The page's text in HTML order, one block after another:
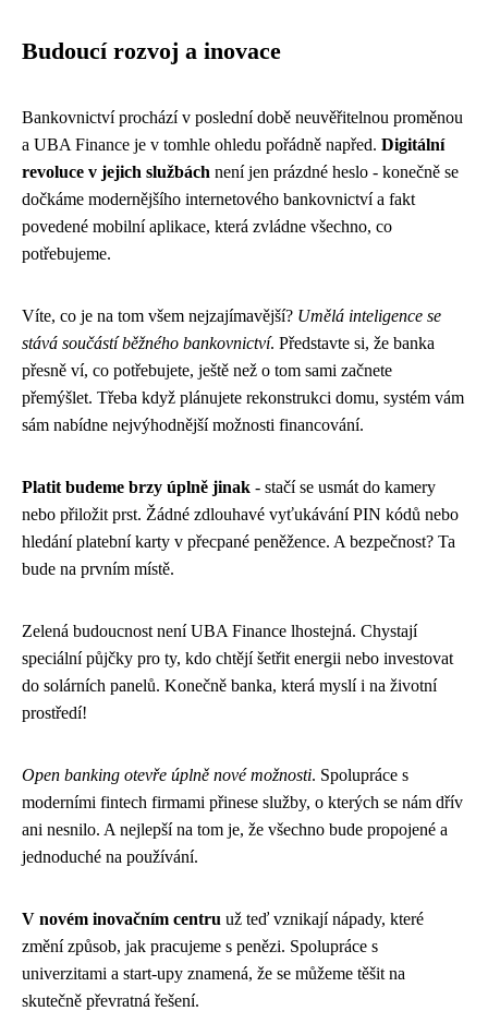
Budoucí rozvoj a inovace
Bankovnictví prochází v poslední době neuvěřitelnou proměnou
a UBA Finance je v tomhle ohledu pořádně napřed. Digitální
revoluce v jejich službách není jen prázdné heslo - konečně se
dočkáme modernějšího internetového bankovnictví a fakt
povedené mobilní aplikace, která zvládne všechno, co
potřebujeme.
Víte, co je na tom všem nejzajímavější? Umělá inteligence se
stává součástí běžného bankovnictví. Představte si, že banka
přesně ví, co potřebujete, ještě než o tom sami začnete
přemýšlet. Třeba když plánujete rekonstrukci domu, systém vám
sám nabídne nejvýhodnější možnosti financování.
Platit budeme brzy úplně jinak - stačí se usmát do kamery
nebo přiložit prst. Žádné zdlouhavé vyťukávání PIN kódů nebo
hledání platební karty v přecpané peněžence. A bezpečnost? Ta
bude na prvním místě.
Zelená budoucnost není UBA Finance lhostejná. Chystají
speciální půjčky pro ty, kdo chtějí šetřit energii nebo investovat
do solárních panelů. Konečně banka, která myslí i na životní
prostředí!
Open banking otevře úplně nové možnosti. Spolupráce s
moderními fintech firmami přinese služby, o kterých se nám dřív
ani nesnilo. A nejlepší na tom je, že všechno bude propojené a
jednoduché na používání.
V novém inovačním centru už teď vznikají nápady, které
změní způsob, jak pracujeme s penězi. Spolupráce s
univerzitami a start-upy znamená, že se můžeme těšit na
skutečně převratná řešení.